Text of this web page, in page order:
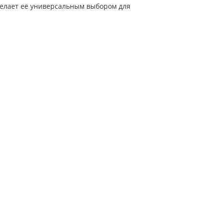
её универсальным выбором для